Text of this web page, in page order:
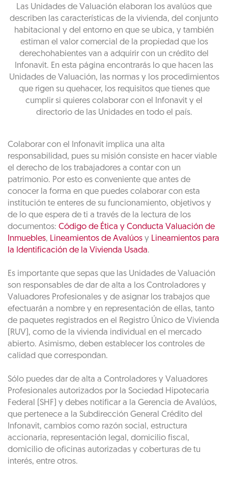
Las Unidades de Valuación elaboran los avalúos que
describen las características de la vivienda, del conjunto
habitacional y del entorno en que se ubica, y también
estiman el valor comercial de la propiedad que los
derechohabientes van a adquirir con un crédito del
Infonavit. En esta página encontrarás lo que hacen las
Unidades de Valuación, las normas y los procedimientos
que rigen su quehacer, los requisitos que tienes que
cumplir si quieres colaborar con el Infonavit y el
directorio de las Unidades en todo el país.
Colaborar con el Infonavit implica una alta
responsabilidad, pues su misión consiste en hacer viable
el derecho de los trabajadores a contar con un
patrimonio. Por esto es conveniente que antes de
conocer la forma en que puedes colaborar con esta
institución te enteres de su funcionamiento, objetivos y
de lo que espera de ti a través de la lectura de los
documentos: Código de Ética y Conducta Valuación de
Inmuebles, Lineamientos de Avalúos y Lineamientos para
la Identificación de la Vivienda Usada.
Es importante que sepas que las Unidades de Valuación
son responsables de dar de alta a los Controladores y
Valuadores Profesionales y de asignar los trabajos que
efectuarán a nombre y en representación de ellas, tanto
de paquetes registrados en el Registro Único de Vivienda
(RUV), como de la vivienda individual en el mercado
abierto. Asimismo, deben establecer los controles de
calidad que correspondan.
Sólo puedes dar de alta a Controladores y Valuadores
Profesionales autorizados por la Sociedad Hipotecaria
Federal (SHF) y debes notificar a la Gerencia de Avalúos,
que pertenece a la Subdirección General Crédito del
Infonavit, cambios como razón social, estructura
accionaria, representación legal, domicilio fiscal,
domicilio de oficinas autorizadas y coberturas de tu
interés, entre otros.